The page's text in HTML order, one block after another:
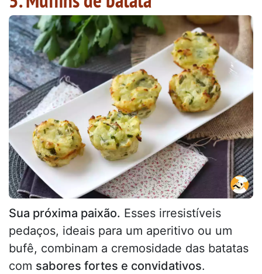
Sua próxima paixão. Esses irresistíveis
pedaços, ideais para um aperitivo ou um
bufê, combinam a cremosidade das batatas
com sabores fortes e convidativos.